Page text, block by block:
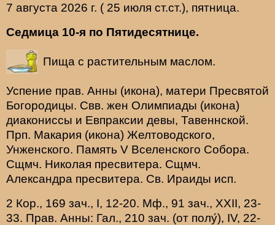
7 августа 2026 г. ( 25 июля ст.ст.), пятница.
Седмица 10-я по Пятидесятнице.
Пища с растительным маслом.
Успение прав. Анны (икона), матери Пресвятой
Богородицы. Свв. жен Олимпиады (икона)
диакониссы и Евпраксии девы, Тавеннской.
Прп. Макария (икона) Желтоводского,
Унженского. Память V Вселенского Собора.
Сщмч. Николая пресвитера. Сщмч.
Александра пресвитера. Св. Ираиды исп.
2 Кор., 169 зач., I, 12-20. Мф., 91 зач., XXII, 23-
33. Прав. Анны: Гал., 210 зач. (от полу́), IV, 22-